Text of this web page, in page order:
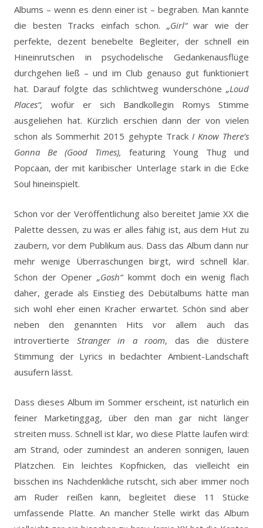
Albums – wenn es denn einer ist – begraben. Man kannte
die besten Tracks einfach schon. „Girl“war wie der
perfekte, dezent benebelte Begleiter, der schnell ein
Hineinrutschen in psychodelische Gedankenausflüge
durchgehen ließ – und im Club genauso gut funktioniert
hat. Darauf folgte das schlichtweg wunderschöne „Loud
Places“, wofür er sich Bandkollegin Romys Stimme
ausgeliehen hat. Kürzlich erschien dann der von vielen
schon als Sommerhit 2015 gehypte TrackI Know There’s
Gonna Be (Good Times), featuring Young Thug und
Popcaan, der mit karibischer Unterlage stark in die Ecke
Soul hineinspielt.
Schon vor der Veröffentlichung also bereitet Jamie XX die
Palette dessen, zu was er alles fähig ist, aus dem Hut zu
zaubern, vor dem Publikum aus. Dass das Album dann nur
mehr wenige Überraschungen birgt, wird schnell klar.
Schon der Opener„Gosh“kommt doch ein wenig flach
daher, gerade als Einstieg des Debütalbums hätte man
sich wohl eher einen Kracher erwartet. Schön sind aber
neben den genannten Hits vor allem auch das
introvertierte Stranger in a room, das die düstere
Stimmung der Lyrics in bedachter Ambient-Landschaft
ausufern lässt.
Dass dieses Album im Sommer erscheint, ist natürlich ein
feiner Marketinggag, über den man gar nicht länger
streiten muss. Schnell ist klar, wo diese Platte laufen wird:
am Strand, oder zumindest an anderen sonnigen, lauen
Plätzchen. Ein leichtes Kopfnicken, das vielleicht ein
bisschen ins Nachdenkliche rutscht, sich aber immer noch
am Ruder reißen kann, begleitet diese 11 Stücke
umfassende Platte. An mancher Stelle wirkt das Album